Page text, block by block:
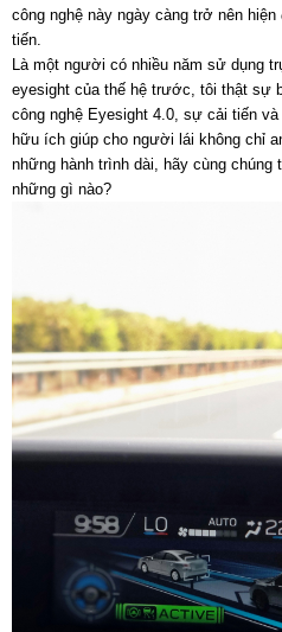
công nghệ này ngày càng trở nên
tiến.
Là một người có nhiều năm sử dụng
eyesight của thế hệ trước, tôi thật sự
công nghệ Eyesight 4.0, sự cải tiến
hữu ích giúp cho người lái không chỉ
những hành trình dài, hãy cùng
những gì nào?